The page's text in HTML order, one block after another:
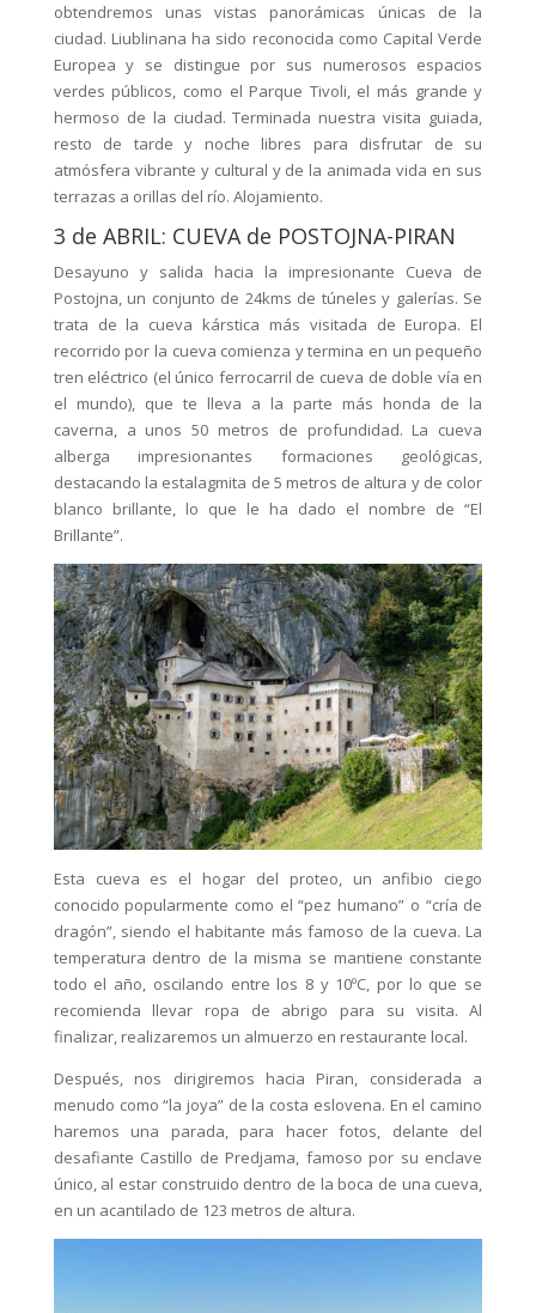
obtendremos unas vistas panorámicas únicas de la
ciudad. Liublinana ha sido reconocida como Capital Verde
Europea y se distingue por sus numerosos espacios
verdes públicos, como el Parque Tivoli, el más grande y
hermoso de la ciudad. Terminada nuestra visita guiada,
resto de tarde y noche libres para disfrutar de su
atmósfera vibrante y cultural y de la animada vida en sus
terrazas a orillas del río. Alojamiento.
3 de ABRIL: CUEVA de POSTOJNA-PIRAN
Desayuno y salida hacia la impresionante Cueva de
Postojna, un conjunto de 24kms de túneles y galerías. Se
trata de la cueva kárstica más visitada de Europa. El
recorrido por la cueva comienza y termina en un pequeño
tren eléctrico (el único ferrocarril de cueva de doble vía en
el mundo), que te lleva a la parte más honda de la
caverna, a unos 50 metros de profundidad. La cueva
alberga impresionantes formaciones geológicas,
destacando la estalagmita de 5 metros de altura y de color
blanco brillante, lo que le ha dado el nombre de “El
Brillante”.
Esta cueva es el hogar del proteo, un anfibio ciego
conocido popularmente como el “pez humano” o “cría de
dragón”, siendo el habitante más famoso de la cueva. La
temperatura dentro de la misma se mantiene constante
todo el año, oscilando entre los 8 y 10ºC, por lo que se
recomienda llevar ropa de abrigo para su visita. Al
finalizar, realizaremos un almuerzo en restaurante local.
Después, nos dirigiremos hacia Piran, considerada a
menudo como “la joya” de la costa eslovena. En el camino
haremos una parada, para hacer fotos, delante del
desafiante Castillo de Predjama, famoso por su enclave
único, al estar construido dentro de la boca de una cueva,
en un acantilado de 123 metros de altura.